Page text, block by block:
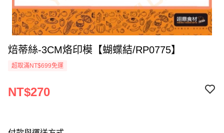
焙蒂絲-3CM烙印模【蝴蝶結/RP0775】
超取滿NT$699免運
NT$270